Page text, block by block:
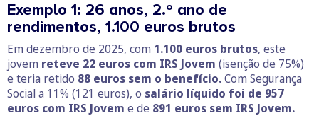
Exemplo 1: 26 anos, 2.º ano de
rendimentos, 1.100 euros brutos
Em dezembro de 2025, com 1.100 euros brutos, este
jovem reteve 22 euros com IRS Jovem (isenção de 75%)
e teria retido 88 euros sem o benefício.Com Segurança
Social a 11% (121 euros), o salário líquido foi de 957
euros com IRS Jovem e de 891 euros sem IRS Jovem.